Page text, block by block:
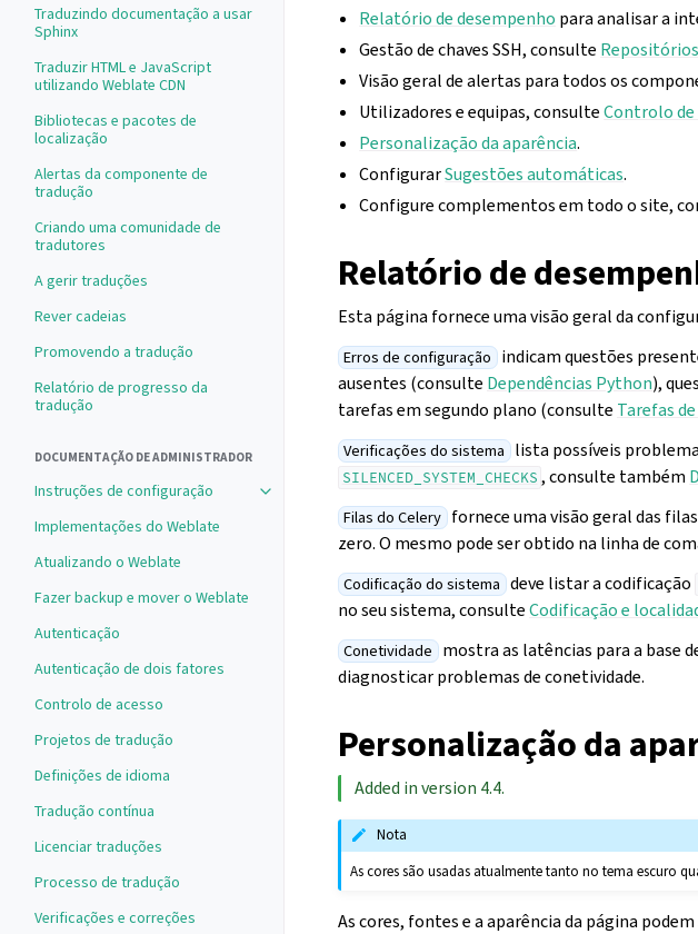
Traduzindo documentação a usar
Sphinx
Traduzir HTML e JavaScript
utilizando Weblate CDN
Bibliotecas e pacotes de
localização
Alertas da componente de
tradução
Criando uma comunidade de
tradutores
A gerir traduções
Rever cadeias
Promovendo a tradução
Relatório de progresso da
tradução
DOCUMENTAÇÃO DE ADMINISTRADOR
Instruções de configuração
Toggle navigation of Instruções de configuração
Implementações do Weblate
Atualizando o Weblate
Fazer backup e mover o Weblate
Autenticação
Autenticação de dois fatores
Controlo de acesso
Projetos de tradução
Definições de idioma
Tradução contínua
Licenciar traduções
Processo de tradução
Verificações e correções
Relatório de desempenho para analisar a
Gestão de chaves SSH, consulte
Visão geral de alertas para todos os
Utilizadores e equipas, consulteControlo
Personalização da aparência.
ConfigurarSugestões automáticas.
Configure complementos em todo o site,
Relatório de
Esta página fornece uma visão geral da
Erros de configuração indicam questões
ausentes (consulte Dependências Python),
tarefas em segundo plano (consulte Tarefas
Verificações do sistema lista possíveis
SILENCED_SYSTEM_CHECKS , consulte também
Filas do Celery fornece uma visão geral das
zero. O mesmo pode ser obtido na linha de
Codificação do sistema deve listar a codificação
no seu sistema, consulteCodificação e
Conetividade mostra as latências para a base
diagnosticar problemas de conetividade.
Personalização da
Added in version 4.4.
Nota
As cores são usadas atualmente tanto no tema escuro
As cores, fontes e a aparência da página